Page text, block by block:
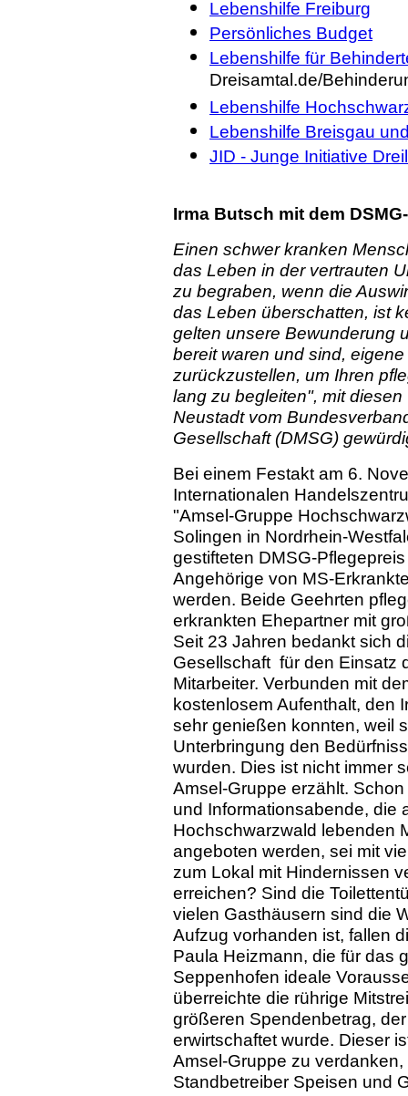
Lebenshilfe Freiburg
Persönliches Budget
Lebenshilfe für
Dreisamtal.de/
Lebenshilfe
Lebenshilfe Breisgau
JID - Junge Initiative
Irma Butsch mit dem
Einen schwer kranken
das Leben in der vertrauten
zu begraben, wenn die
das Leben überschatten, ist
gelten unsere Bewunderung
bereit waren und sind,
zurückzustellen, um Ihren
lang zu begleiten", mit
Neustadt vom
Gesellschaft (DMSG)
Bei einem Festakt am 6.
Internationalen
"Amsel-Gruppe
Solingen in Nordrhein-
gestifteten DMSG-
Angehörige von MS-
werden. Beide Geehrten
erkrankten Ehepartner mit
Seit 23 Jahren bedankt sich
Gesellschaft für den Einsatz
Mitarbeiter. Verbunden mit
kostenlosem Aufenthalt, den
sehr genießen konnten, weil
Unterbringung den
wurden. Dies ist nicht immer
Amsel-Gruppe erzählt.
und Informationsabende, die
Hochschwarzwald lebenden
angeboten werden, sei mit
zum Lokal mit Hindernissen
erreichen? Sind die
vielen Gasthäusern sind die
Aufzug vorhanden ist, fallen
Paula Heizmann, die für das
Seppenhofen ideale
überreichte die rührige
größeren Spendenbetrag,
erwirtschaftet wurde. Dieser
Amsel-Gruppe zu
Standbetreiber Speisen und